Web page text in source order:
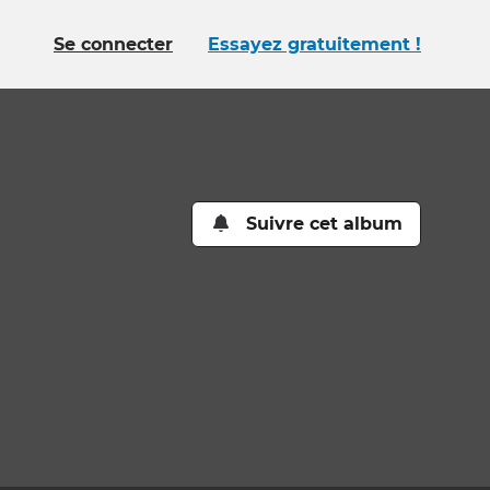
Se connecter Essayez gratuitement !
Suivre cet album